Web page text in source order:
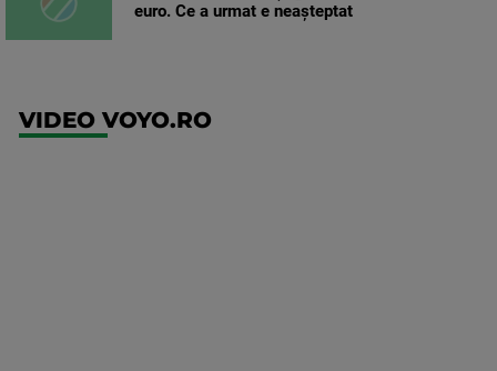
euro. Ce a urmat e neașteptat
VIDEO VOYO.RO